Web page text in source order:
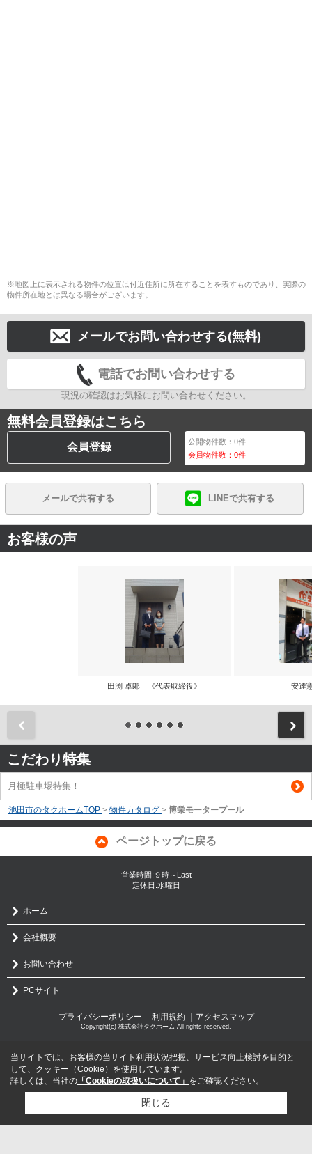
※地図上に表示される物件の位置は付近住所に所在することを表すものであり、実際の
物件所在地とは異なる場合がございます。
メールでお問い合わせする(無料)
電話でお問い合わせする
現況の確認はお気軽にお問い合わせください。
無料会員登録はこちら
会員登録 公開物件数：0件
会員物件数：0件
メールで共有する LINEで共有する
お客様の声
田渕 卓郎 《代表取締役》 安達
こだわり特集
月極駐車場特集！
池田市のタクホームTOP > 物件カタログ > 博栄モータープール
ページトップに戻る
営業時間:９時～Last
定休日:水曜日
ホーム
会社概要
お問い合わせ
PCサイト
プライバシーポリシー 利用規約 ｜アクセスマップ
Copyright(c) 株式会社タクホーム All rights reserved.
当サイトでは、お客様の当サイト利用状況把握、サービス向上検討を目的と
して、クッキー（Cookie）を使用しています。
詳しくは、当社の 「Cookieの取扱いについて」 をご確認ください。
閉じる